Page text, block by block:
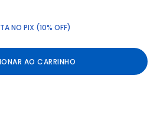
NO PIX (10% OFF)
AO CARRINHO